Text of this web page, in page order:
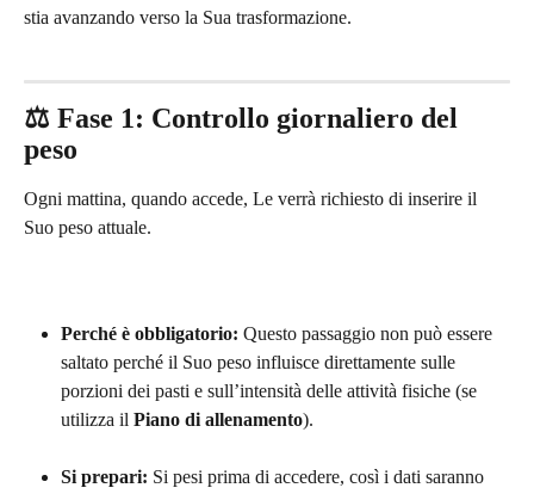
stia avanzando verso la Sua trasformazione.
⚖️ Fase 1: Controllo giornaliero del
peso
Ogni mattina, quando accede, Le verrà richiesto di inserire il
Suo peso attuale.
Perché è obbligatorio: Questo passaggio non può essere
saltato perché il Suo peso influisce direttamente sulle
porzioni dei pasti e sull’intensità delle attività fisiche (se
utilizza il Piano di allenamento).
Si prepari: Si pesi prima di accedere, così i dati saranno